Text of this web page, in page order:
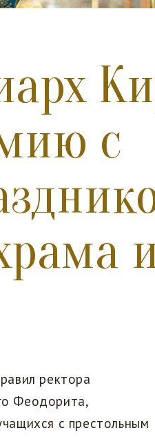
с
ректора
Феодорита,
с престольным